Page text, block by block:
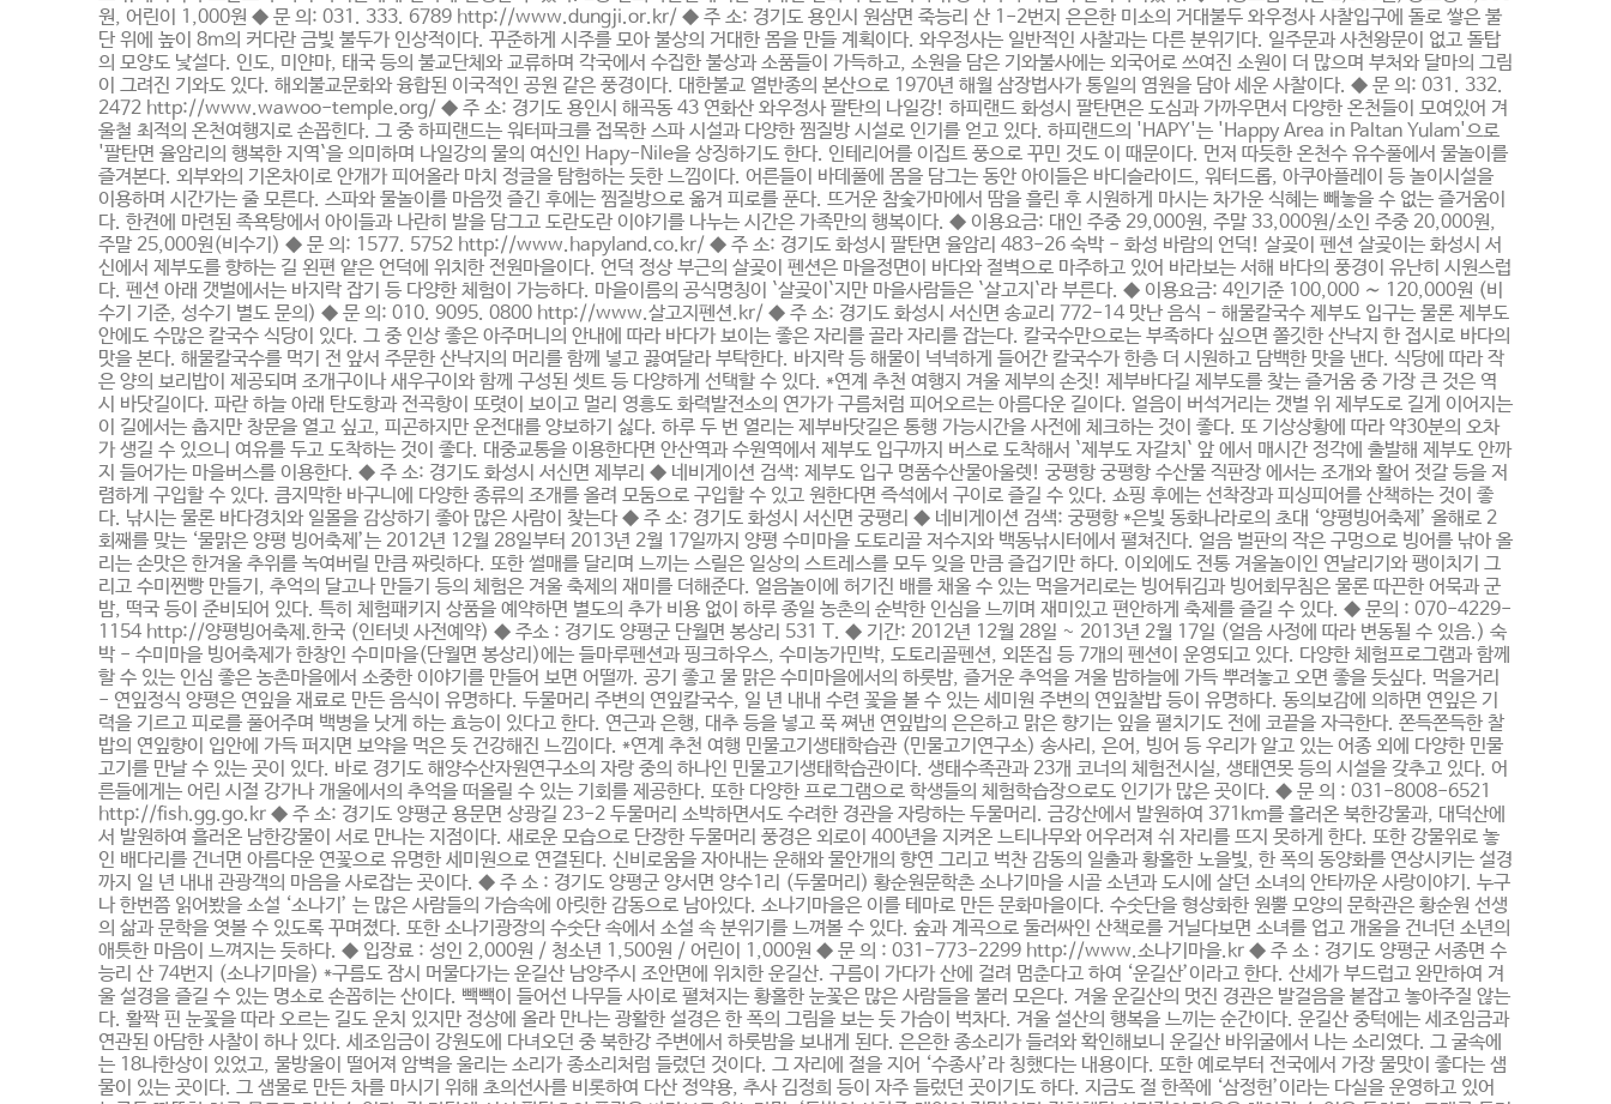
원, 어린이 1,000원 ◆ 문 의: 031. 333. 6789 http://www.dungji.or.kr/ ◆ 주 소: 경기도 용인시 원삼면 죽능리 산 1-2번지 은은한 미소의 거대불두 와우정사 사찰입구에 돌로 쌓은 불
단 위에 높이 8m의 커다란 금빛 불두가 인상적이다. 꾸준하게 시주를 모아 불상의 거대한 몸을 만들 계획이다. 와우정사는 일반적인 사찰과는 다른 분위기다. 일주문과 사천왕문이 없고 돌탑
의 모양도 낯설다. 인도, 미얀마, 태국 등의 불교단체와 교류하며 각국에서 수집한 불상과 소품들이 가득하고, 소원을 담은 기와불사에는 외국어로 쓰여진 소원이 더 많으며 부처와 달마의 그림
이 그려진 기와도 있다. 해외불교문화와 융합된 이국적인 공원 같은 풍경이다. 대한불교 열반종의 본산으로 1970년 해월 삼장법사가 통일의 염원을 담아 세운 사찰이다. ◆ 문 의: 031. 332.
2472 http://www.wawoo-temple.org/ ◆ 주 소: 경기도 용인시 해곡동 43 연화산 와우정사 팔탄의 나일강! 하피랜드 화성시 팔탄면은 도심과 가까우면서 다양한 온천들이 모여있어 겨
울철 최적의 온천여행지로 손꼽힌다. 그 중 하피랜드는 워터파크를 접목한 스파 시설과 다양한 찜질방 시설로 인기를 얻고 있다. 하피랜드의 'HAPY'는 'Happy Area in Paltan Yulam'으로
'팔탄면 율암리의 행복한 지역`을 의미하며 나일강의 물의 여신인 Hapy-Nile을 상징하기도 한다. 인테리어를 이집트 풍으로 꾸민 것도 이 때문이다. 먼저 따듯한 온천수 유수풀에서 물놀이를
즐겨본다. 외부와의 기온차이로 안개가 피어올라 마치 정글을 탐험하는 듯한 느낌이다. 어른들이 바데풀에 몸을 담그는 동안 아이들은 바디슬라이드, 워터드롭, 아쿠아플레이 등 놀이시설을
이용하며 시간가는 줄 모른다. 스파와 물놀이를 마음껏 즐긴 후에는 찜질방으로 옮겨 피로를 푼다. 뜨거운 참숯가마에서 땀을 흘린 후 시원하게 마시는 차가운 식혜는 빼놓을 수 없는 즐거움이
다. 한켠에 마련된 족욕탕에서 아이들과 나란히 발을 담그고 도란도란 이야기를 나누는 시간은 가족만의 행복이다. ◆ 이용요금: 대인 주중 29,000원, 주말 33,000원/소인 주중 20,000원,
주말 25,000원(비수기) ◆ 문 의: 1577. 5752 http://www.hapyland.co.kr/ ◆ 주 소: 경기도 화성시 팔탄면 율암리 483-26 숙박 - 화성 바람의 언덕! 살곶이 펜션 살곶이는 화성시 서
신에서 제부도를 향하는 길 왼편 얕은 언덕에 위치한 전원마을이다. 언덕 정상 부근의 살곶이 펜션은 마을정면이 바다와 절벽으로 마주하고 있어 바라보는 서해 바다의 풍경이 유난히 시원스럽
다. 펜션 아래 갯벌에서는 바지락 잡기 등 다양한 체험이 가능하다. 마을이름의 공식명칭이 `살곶이`지만 마을사람들은 `살고지`라 부른다. ◆ 이용요금: 4인기준 100,000 ∼ 120,000원 (비
수기 기준, 성수기 별도 문의) ◆ 문 의: 010. 9095. 0800 http://www.살고지펜션.kr/ ◆ 주 소: 경기도 화성시 서신면 송교리 772-14 맛난 음식 - 해물칼국수 제부도 입구는 물론 제부도
안에도 수많은 칼국수 식당이 있다. 그 중 인상 좋은 아주머니의 안내에 따라 바다가 보이는 좋은 자리를 골라 자리를 잡는다. 칼국수만으로는 부족하다 싶으면 쫄깃한 산낙지 한 접시로 바다의
맛을 본다. 해물칼국수를 먹기 전 앞서 주문한 산낙지의 머리를 함께 넣고 끓여달라 부탁한다. 바지락 등 해물이 넉넉하게 들어간 칼국수가 한층 더 시원하고 담백한 맛을 낸다. 식당에 따라 작
은 양의 보리밥이 제공되며 조개구이나 새우구이와 함께 구성된 셋트 등 다양하게 선택할 수 있다. *연계 추천 여행지 겨울 제부의 손짓! 제부바다길 제부도를 찾는 즐거움 중 가장 큰 것은 역
시 바닷길이다. 파란 하늘 아래 탄도항과 전곡항이 또렷이 보이고 멀리 영흥도 화력발전소의 연가가 구름처럼 피어오르는 아름다운 길이다. 얼음이 버석거리는 갯벌 위 제부도로 길게 이어지는
이 길에서는 춥지만 창문을 열고 싶고, 피곤하지만 운전대를 양보하기 싫다. 하루 두 번 열리는 제부바닷길은 통행 가능시간을 사전에 체크하는 것이 좋다. 또 기상상황에 따라 약30분의 오차
가 생길 수 있으니 여유를 두고 도착하는 것이 좋다. 대중교통을 이용한다면 안산역과 수원역에서 제부도 입구까지 버스로 도착해서 `제부도 자갈치` 앞 에서 매시간 정각에 출발해 제부도 안까
지 들어가는 마을버스를 이용한다. ◆ 주 소: 경기도 화성시 서신면 제부리 ◆ 네비게이션 검색: 제부도 입구 명품수산물아울렛! 궁평항 궁평항 수산물 직판장 에서는 조개와 활어 젓갈 등을 저
렴하게 구입할 수 있다. 큼지막한 바구니에 다양한 종류의 조개를 올려 모둠으로 구입할 수 있고 원한다면 즉석에서 구이로 즐길 수 있다. 쇼핑 후에는 선착장과 피싱피어를 산책하는 것이 좋
다. 낚시는 물론 바다경치와 일몰을 감상하기 좋아 많은 사람이 찾는다 ◆ 주 소: 경기도 화성시 서신면 궁평리 ◆ 네비게이션 검색: 궁평항 *은빛 동화나라로의 초대 ‘양평빙어축제’ 올해로 2
회째를 맞는 ‘물맑은 양평 빙어축제’는 2012년 12월 28일부터 2013년 2월 17일까지 양평 수미마을 도토리골 저수지와 백동낚시터에서 펼쳐진다. 얼음 벌판의 작은 구멍으로 빙어를 낚아 올
리는 손맛은 한겨울 추위를 녹여버릴 만큼 짜릿하다. 또한 썰매를 달리며 느끼는 스릴은 일상의 스트레스를 모두 잊을 만큼 즐겁기만 하다. 이외에도 전통 겨울놀이인 연날리기와 팽이치기 그
리고 수미찐빵 만들기, 추억의 달고나 만들기 등의 체험은 겨울 축제의 재미를 더해준다. 얼음놀이에 허기진 배를 채울 수 있는 먹을거리로는 빙어튀김과 빙어회무침은 물론 따끈한 어묵과 군
밤, 떡국 등이 준비되어 있다. 특히 체험패키지 상품을 예약하면 별도의 추가 비용 없이 하루 종일 농촌의 순박한 인심을 느끼며 재미있고 편안하게 축제를 즐길 수 있다. ◆ 문의 : 070-4229-
1154 http://양평빙어축제.한국 (인터넷 사전예약) ◆ 주소 : 경기도 양평군 단월면 봉상리 531 T. ◆ 기간: 2012년 12월 28일 ~ 2013년 2월 17일 (얼음 사정에 따라 변동될 수 있음.) 숙
박 - 수미마을 빙어축제가 한창인 수미마을(단월면 봉상리)에는 들마루펜션과 핑크하우스, 수미농가민박, 도토리골펜션, 외똔집 등 7개의 펜션이 운영되고 있다. 다양한 체험프로그램과 함께
할 수 있는 인심 좋은 농촌마을에서 소중한 이야기를 만들어 보면 어떨까. 공기 좋고 물 맑은 수미마을에서의 하룻밤, 즐거운 추억을 겨울 밤하늘에 가득 뿌려놓고 오면 좋을 듯싶다. 먹을거리
- 연잎정식 양평은 연잎을 재료로 만든 음식이 유명하다. 두물머리 주변의 연잎칼국수, 일 년 내내 수련 꽃을 볼 수 있는 세미원 주변의 연잎찰밥 등이 유명하다. 동의보감에 의하면 연잎은 기
력을 기르고 피로를 풀어주며 백병을 낫게 하는 효능이 있다고 한다. 연근과 은행, 대추 등을 넣고 푹 쪄낸 연잎밥의 은은하고 맑은 향기는 잎을 펼치기도 전에 코끝을 자극한다. 쫀득쫀득한 찰
밥의 연잎향이 입안에 가득 퍼지면 보약을 먹은 듯 건강해진 느낌이다. *연계 추천 여행 민물고기생태학습관 (민물고기연구소) 송사리, 은어, 빙어 등 우리가 알고 있는 어종 외에 다양한 민물
고기를 만날 수 있는 곳이 있다. 바로 경기도 해양수산자원연구소의 자랑 중의 하나인 민물고기생태학습관이다. 생태수족관과 23개 코너의 체험전시실, 생태연못 등의 시설을 갖추고 있다. 어
른들에게는 어린 시절 강가나 개울에서의 추억을 떠올릴 수 있는 기회를 제공한다. 또한 다양한 프로그램으로 학생들의 체험학습장으로도 인기가 많은 곳이다. ◆ 문 의 : 031-8008-6521
http://fish.gg.go.kr ◆ 주 소: 경기도 양평군 용문면 상광길 23-2 두물머리 소박하면서도 수려한 경관을 자랑하는 두물머리. 금강산에서 발원하여 371km를 흘러온 북한강물과, 대덕산에
서 발원하여 흘러온 남한강물이 서로 만나는 지점이다. 새로운 모습으로 단장한 두물머리 풍경은 외로이 400년을 지켜온 느티나무와 어우러져 쉬 자리를 뜨지 못하게 한다. 또한 강물위로 놓
인 배다리를 건너면 아름다운 연꽃으로 유명한 세미원으로 연결된다. 신비로움을 자아내는 운해와 물안개의 향연 그리고 벅찬 감동의 일출과 황홀한 노을빛, 한 폭의 동양화를 연상시키는 설경
까지 일 년 내내 관광객의 마음을 사로잡는 곳이다. ◆ 주 소 : 경기도 양평군 양서면 양수1리 (두물머리) 황순원문학촌 소나기마을 시골 소년과 도시에 살던 소녀의 안타까운 사랑이야기. 누구
나 한번쯤 읽어봤을 소설 ‘소나기’ 는 많은 사람들의 가슴속에 아릿한 감동으로 남아있다. 소나기마을은 이를 테마로 만든 문화마을이다. 수숫단을 형상화한 원뿔 모양의 문학관은 황순원 선생
의 삶과 문학을 엿볼 수 있도록 꾸며졌다. 또한 소나기광장의 수숫단 속에서 소설 속 분위기를 느껴볼 수 있다. 숲과 계곡으로 둘러싸인 산책로를 거닐다보면 소녀를 업고 개울을 건너던 소년의
애틋한 마음이 느껴지는 듯하다. ◆ 입장료 : 성인 2,000원 / 청소년 1,500원 / 어린이 1,000원 ◆ 문 의 : 031-773-2299 http://www.소나기마을.kr ◆ 주 소 : 경기도 양평군 서종면 수
능리 산 74번지 (소나기마을) *구름도 잠시 머물다가는 운길산 남양주시 조안면에 위치한 운길산. 구름이 가다가 산에 걸려 멈춘다고 하여 ‘운길산’이라고 한다. 산세가 부드럽고 완만하여 겨
울 설경을 즐길 수 있는 명소로 손꼽히는 산이다. 빽빽이 들어선 나무들 사이로 펼쳐지는 황홀한 눈꽃은 많은 사람들을 불러 모은다. 겨울 운길산의 멋진 경관은 발걸음을 붙잡고 놓아주질 않는
다. 활짝 핀 눈꽃을 따라 오르는 길도 운치 있지만 정상에 올라 만나는 광활한 설경은 한 폭의 그림을 보는 듯 가슴이 벅차다. 겨울 설산의 행복을 느끼는 순간이다. 운길산 중턱에는 세조임금과
연관된 아담한 사찰이 하나 있다. 세조임금이 강원도에 다녀오던 중 북한강 주변에서 하룻밤을 보내게 된다. 은은한 종소리가 들려와 확인해보니 운길산 바위굴에서 나는 소리였다. 그 굴속에
는 18나한상이 있었고, 물방울이 떨어져 암벽을 울리는 소리가 종소리처럼 들렸던 것이다. 그 자리에 절을 지어 ‘수종사’라 칭했다는 내용이다. 또한 예로부터 전국에서 가장 물맛이 좋다는 샘
물이 있는 곳이다. 그 샘물로 만든 차를 마시기 위해 초의선사를 비롯하여 다산 정약용, 추사 김정희 등이 자주 들렀던 곳이기도 하다. 지금도 절 한쪽에 ‘삼정헌’이라는 다실을 운영하고 있어